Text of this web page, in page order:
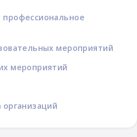
мероприятий
мероприятий